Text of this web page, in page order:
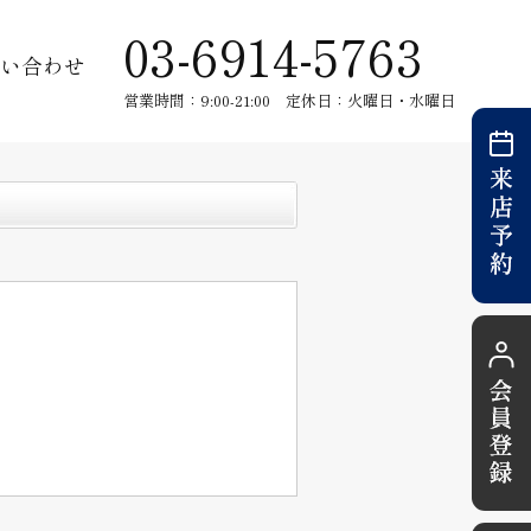
合わせ 03-6914-5763
営業時間：9:00-21:00 定休日：火曜日・水曜日